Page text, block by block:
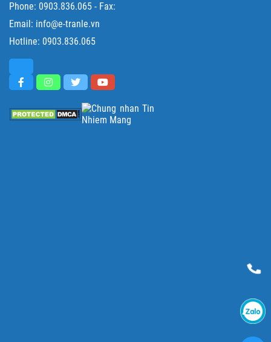
Phone: 0903.836.065 - Fax:
Email: info@e-tranle.vn
Hotline: 0903.836.065